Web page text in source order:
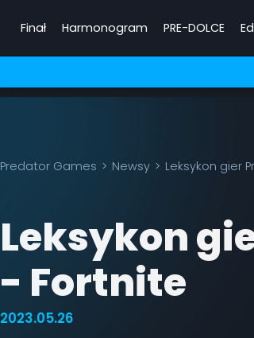
Finał Harmonogram PRE-DOLCE
Predator Games Newsy Leksykon gier
Leksykon
- Fortnite
2023.05.26